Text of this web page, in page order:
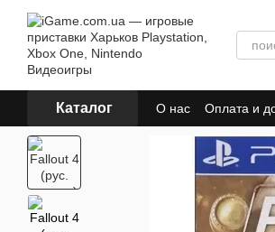
Перейти к основному контенту
Каталог О нас Оплата и